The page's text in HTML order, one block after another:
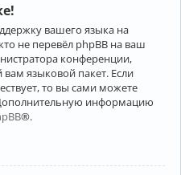
вашего языка на
не перевёл phpBB на ваш
конференции,
языковой пакет. Если
то вы сами можете
информацию
®.